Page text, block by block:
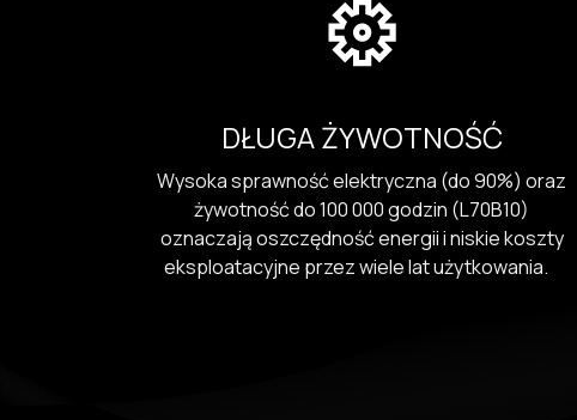
DŁUGA ŻYWOTNOŚĆ
Wysoka sprawność elektryczna (do 90%) oraz
żywotność do 100 000 godzin (L70B10)
oznaczają oszczędność energii i niskie koszty
eksploatacyjne przez wiele lat użytkowania.